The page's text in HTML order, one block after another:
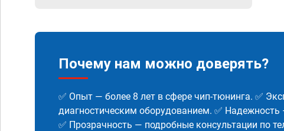
Почему нам можно доверять?
✅ Опыт — более 8 лет в сфере чип-тюнинга. ✅
диагностическим оборудованием. ✅
✅ Прозрачность — подробные консультации по